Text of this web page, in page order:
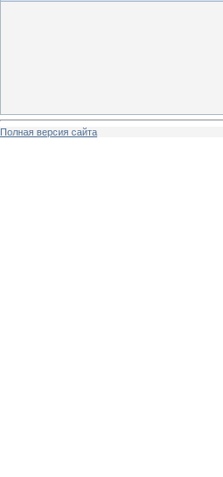
Полная версия сайта